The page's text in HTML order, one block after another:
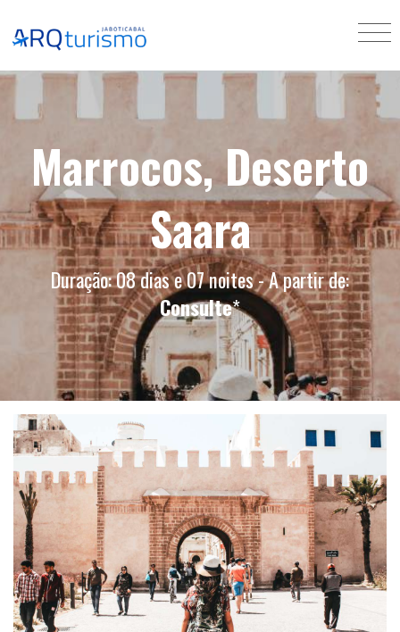
Marrocos, Deserto
Saara
Duração: 08 dias e 07 noites - A partir de:
Consulte*